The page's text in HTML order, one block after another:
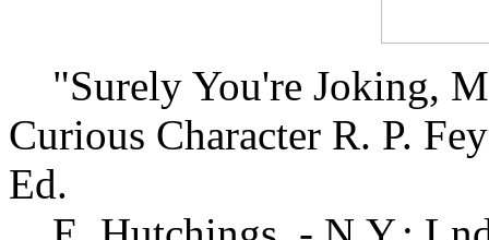
"Surely You're Joking,
Curious Character R. P.
Ed.